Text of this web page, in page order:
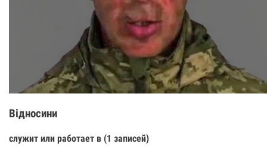
Відносини
служит или работает в (1 записей)